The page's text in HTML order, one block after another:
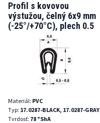
Profil s kovovou
výstužou, čelný 6x9 mm
(-25°/+70°C), plech 0.5
Materiál: PVC
Typ: 17.0287-BLACK, 17.0287-GRAY
Tvrdosť: 78 °ShA